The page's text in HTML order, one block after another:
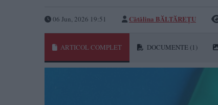
06 Jun, 2026 19:51 Cătălina BĂLTĂREȚU
ARTICOL COMPLET DOCUMENTE (1)